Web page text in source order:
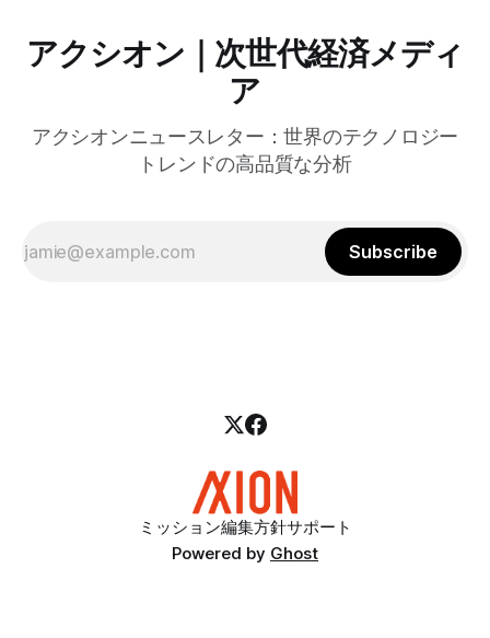
アクシオン｜次世代経済メディ
ア
アクシオンニュースレター：世界のテクノロジー
トレンドの高品質な分析
Subscribe
ミッション編集方針サポート
Powered by Ghost